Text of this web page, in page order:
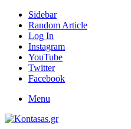
Sidebar
Random Article
Log In
Instagram
YouTube
Twitter
Facebook
Menu